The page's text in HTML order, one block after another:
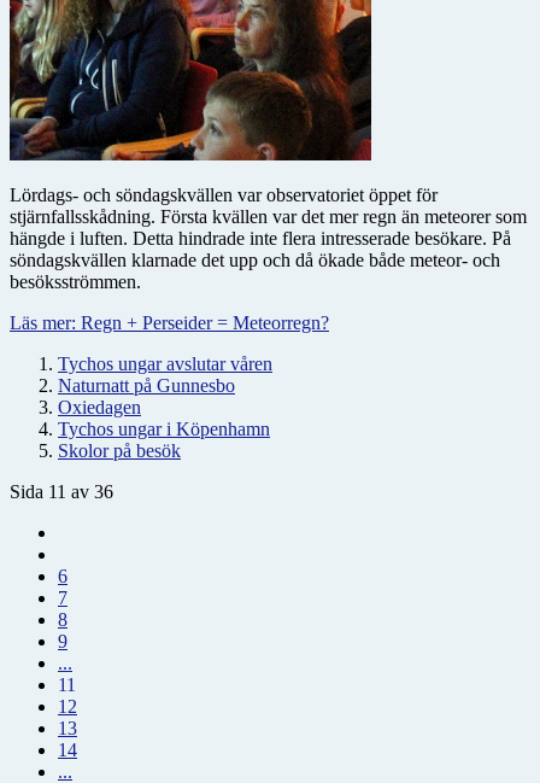
Lördags- och söndagskvällen var observatoriet öppet för
stjärnfallsskådning. Första kvällen var det mer regn än meteorer som
hängde i luften. Detta hindrade inte flera intresserade besökare. På
söndagskvällen klarnade det upp och då ökade både meteor- och
besöksströmmen.
Läs mer: Regn + Perseider = Meteorregn?
Tychos ungar avslutar våren
Naturnatt på Gunnesbo
Oxiedagen
Tychos ungar i Köpenhamn
Skolor på besök
Sida 11 av 36
6
7
8
9
...
11
12
13
14
...